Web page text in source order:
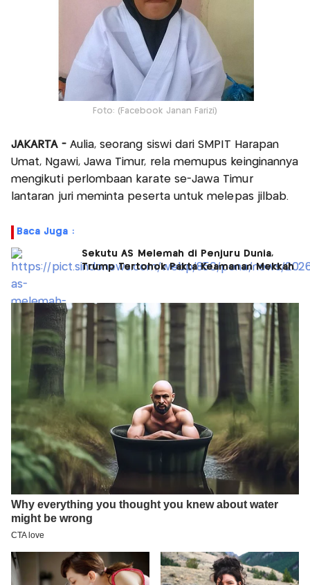
Foto: (Facebook Janan Farizi)
JAKARTA - Aulia, seorang siswi dari SMPIT Harapan
Umat, Ngawi, Jawa Timur, rela memupus keinginannya
mengikuti perlombaan karate se-Jawa Timur
lantaran juri meminta peserta untuk melepas jilbab.
Baca Juga :
Sekutu AS Melemah di Penjuru Dunia,
Trump Tertohok Pakta Keamanan Mekkah